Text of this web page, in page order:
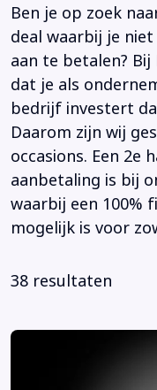
Ben je op zoek
deal waarbij je
aan te betalen?
dat je als
bedrijf investert
Daarom zijn wij
occasions. Een 2e
aanbetaling is bij
waarbij een 100%
mogelijk is voor
38 resultaten